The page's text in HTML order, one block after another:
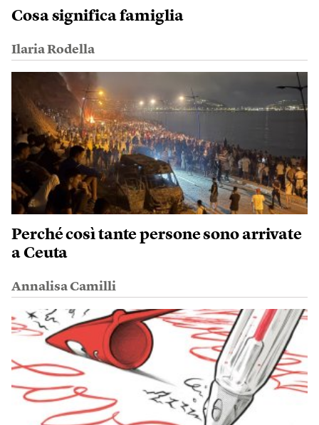
Cosa significa famiglia
Ilaria Rodella
Perché così tante persone sono arrivate
a Ceuta
Annalisa Camilli